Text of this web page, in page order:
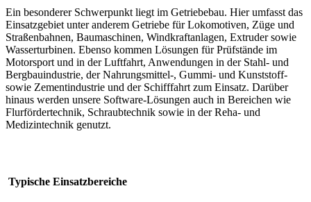
Ein besonderer Schwerpunkt liegt im Getriebebau. Hier umfasst das
Einsatzgebiet unter anderem Getriebe für Lokomotiven, Züge und
Straßenbahnen, Baumaschinen, Windkraftanlagen, Extruder sowie
Wasserturbinen. Ebenso kommen Lösungen für Prüfstände im
Motorsport und in der Luftfahrt, Anwendungen in der Stahl- und
Bergbauindustrie, der Nahrungsmittel-, Gummi- und Kunststoff-
sowie Zementindustrie und der Schifffahrt zum Einsatz. Darüber
hinaus werden unsere Software-Lösungen auch in Bereichen wie
Flurfördertechnik, Schraubtechnik sowie in der Reha- und
Medizintechnik genutzt.
Typische Einsatzbereiche